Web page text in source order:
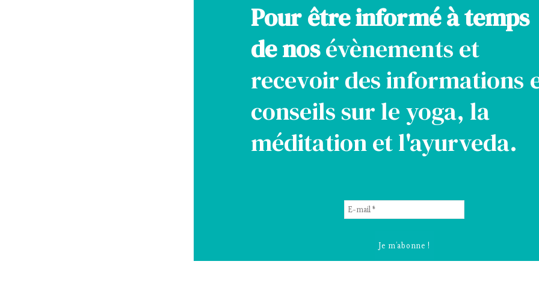
Pour être informé à temps
de nosévènements et
recevoir des informations
conseils sur le yoga, la
méditation et l'ayurveda.
*